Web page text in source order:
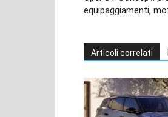
equipaggiamenti,
Articoli correlati